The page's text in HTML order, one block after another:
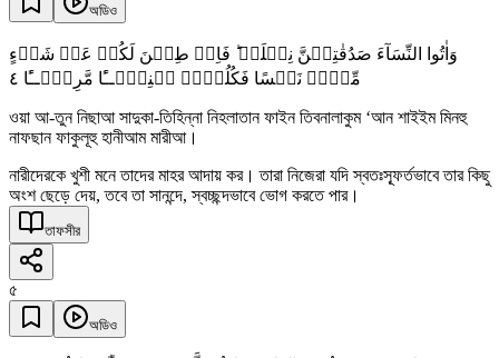
অডিও
وَاٰتُوا النِّسَآءَ صَدُقٰتِہِنَّ نِحۡلَۃً ؕ فَاِنۡ طِبۡنَ لَکُمۡ عَنۡ شَیۡءٍ
مِّنۡہُ نَفۡسًا فَکُلُوۡہُ ہَنِیۡٓــًٔا مَّرِیۡٓــًٔا ٤
ওয়া আ-তুন নিছাআ সাদুকা-তিহিন্না নিহলাতান ফাইন তিবনালাকুম ‘আন শাইইম মিনহু
নাফছান ফাকুলূহু হানীআম মারীআ।
নারীদেরকে খুশী মনে তাদের মাহর আদায় কর। তারা নিজেরা যদি স্বতঃস্ফূর্তভাবে তার কিছু
অংশ ছেড়ে দেয়, তবে তা সানন্দে, স্বচ্ছন্দভাবে ভোগ করতে পার।
তাফসীর
৫
অডিও